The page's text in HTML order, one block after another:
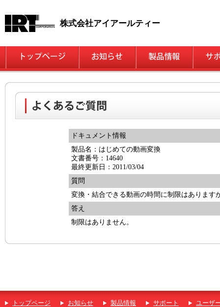
株式会社アイアールティー
ドキュメント情報
製品名：はじめての動画変換
文書番号：14640
最終更新日：2011/03/04
質問
変換・結合できる動画の時間に制限はあります
答え
制限はありません。
トップページ お知らせ 製品情報 サポート ユーザ